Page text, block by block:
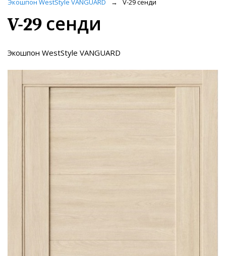
Экошпон WestStyle VANGUARD
→ V-29 сенди
V-29 сенди
Экошпон WestStyle VANGUARD